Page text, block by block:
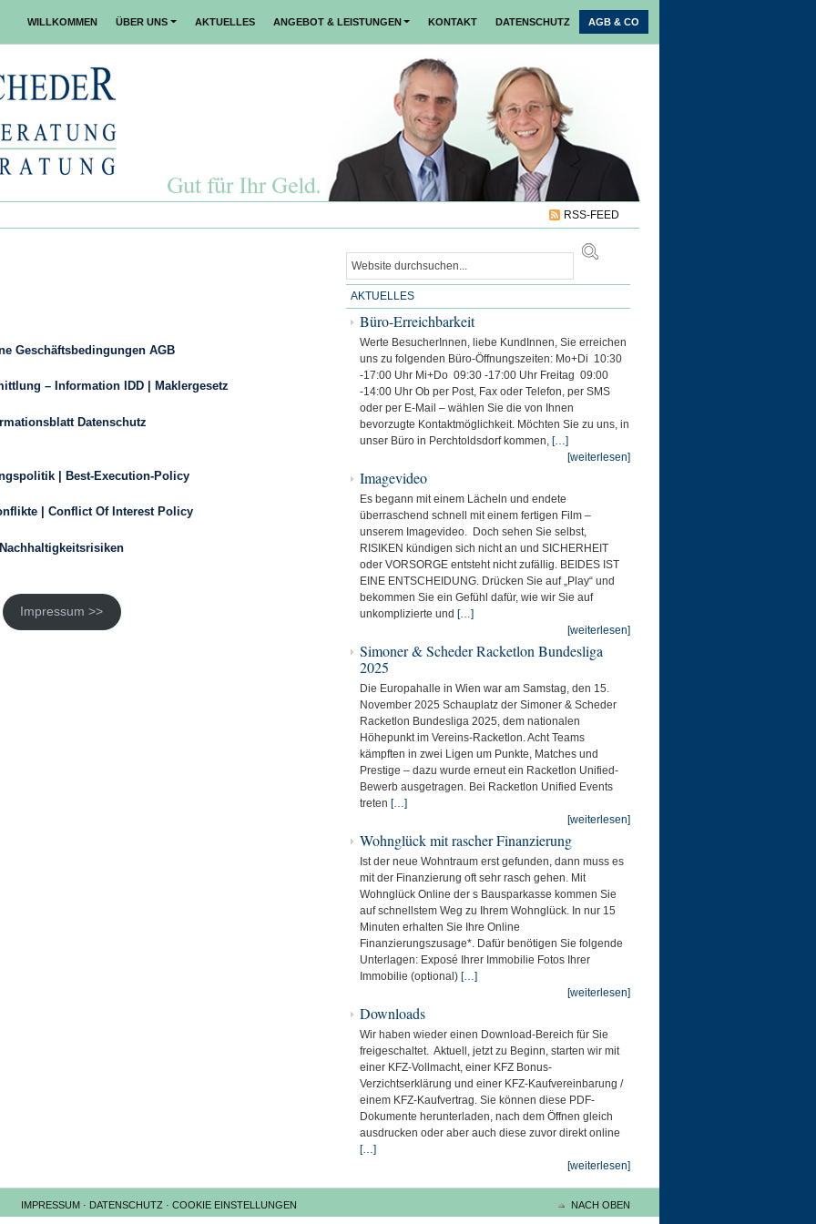
WILLKOMMEN ÜBER UNS AKTUELLES ANGEBOT & LEISTUNGEN KONTAKT DATENSCHUTZ AGB & CO
RSS-FEED
Geschäftsbedingungen AGB
– Information IDD | Maklergesetz
Datenschutz
| Best-Execution-Policy
| Conflict Of Interest Policy
Nachhaltigkeitsrisiken
Impressum >>
AKTUELLES
Büro-Erreichbarkeit
Werte BesucherInnen, liebe KundInnen, Sie erreichen
uns zu folgenden Büro-Öffnungszeiten: Mo+Di 10:30
-17:00 Uhr Mi+Do 09:30 -17:00 Uhr Freitag 09:00
-14:00 Uhr Ob per Post, Fax oder Telefon, per SMS
oder per E-Mail – wählen Sie die von Ihnen
bevorzugte Kontaktmöglichkeit. Möchten Sie zu uns, in
unser Büro in Perchtoldsdorf kommen,[…]
[weiterlesen]
Imagevideo
Es begann mit einem Lächeln und endete
überraschend schnell mit einem fertigen Film –
unserem Imagevideo. Doch sehen Sie selbst,
RISIKEN kündigen sich nicht an und SICHERHEIT
oder VORSORGE entsteht nicht zufällig. BEIDES IST
EINE ENTSCHEIDUNG. Drücken Sie auf „Play“ und
bekommen Sie ein Gefühl dafür, wie wir Sie auf
unkomplizierte und[…]
[weiterlesen]
Simoner & Scheder Racketlon Bundesliga
2025
Die Europahalle in Wien war am Samstag, den 15.
November 2025 Schauplatz der Simoner & Scheder
Racketlon Bundesliga 2025, dem nationalen
Höhepunkt im Vereins-Racketlon. Acht Teams
kämpften in zwei Ligen um Punkte, Matches und
Prestige – dazu wurde erneut ein Racketlon Unified-
Bewerb ausgetragen. Bei Racketlon Unified Events
treten[…]
[weiterlesen]
Wohnglück mit rascher Finanzierung
Ist der neue Wohntraum erst gefunden, dann muss es
mit der Finanzierung oft sehr rasch gehen. Mit
Wohnglück Online der s Bausparkasse kommen Sie
auf schnellstem Weg zu Ihrem Wohnglück. In nur 15
Minuten erhalten Sie Ihre Online
Finanzierungszusage*. Dafür benötigen Sie folgende
Unterlagen: Exposé Ihrer Immobilie Fotos Ihrer
Immobilie (optional)[…]
[weiterlesen]
Downloads
Wir haben wieder einen Download-Bereich für Sie
freigeschaltet. Aktuell, jetzt zu Beginn, starten wir mit
einer KFZ-Vollmacht, einer KFZ Bonus-
Verzichtserklärung und einer KFZ-Kaufvereinbarung /
einem KFZ-Kaufvertrag. Sie können diese PDF-
Dokumente herunterladen, nach dem Öffnen gleich
ausdrucken oder aber auch diese zuvor direkt online
[…]
[weiterlesen]
IMPRESSUM· DATENSCHUTZ · COOKIE EINSTELLUNGEN NACH OBEN